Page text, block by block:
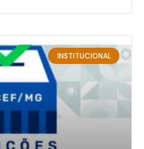
INSTITUCIONAL